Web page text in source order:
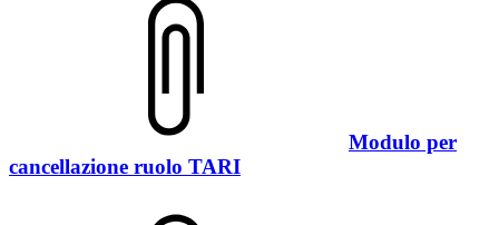
Modulo per
cancellazione ruolo TARI